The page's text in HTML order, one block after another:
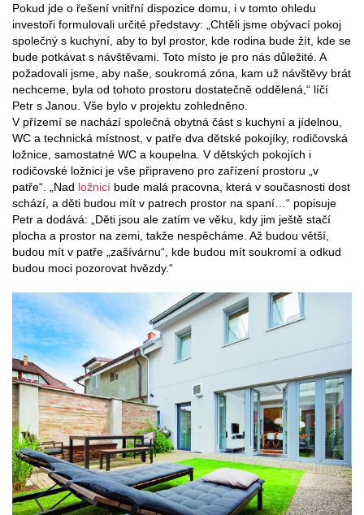
Pokud jde o řešení vnitřní dispozice domu, i v tomto ohledu
investoři formulovali určité představy: „Chtěli jsme obývací pokoj
společný s kuchyní, aby to byl prostor, kde rodina bude žít, kde se
bude potkávat s návštěvami. Toto místo je pro nás důležité. A
požadovali jsme, aby naše, soukromá zóna, kam už návštěvy brát
nechceme, byla od tohoto prostoru dostatečně oddělená,“ líčí
Petr s Janou. Vše bylo v projektu zohledněno.
V přízemí se nachází společná obytná část s kuchyní a jídelnou,
WC a technická místnost, v patře dva dětské pokojíky, rodičovská
ložnice, samostatné WC a koupelna. V dětských pokojích i
rodičovské ložnici je vše připraveno pro zařízení prostoru „v
patře“. „Nad ložnicí bude malá pracovna, která v současnosti dost
schází, a děti budou mít v patrech prostor na spaní…“ popisuje
Petr a dodává: „Děti jsou ale zatím ve věku, kdy jim ještě stačí
plocha a prostor na zemi, takže nespěcháme. Až budou větší,
budou mít v patře „zašívárnu“, kde budou mít soukromí a odkud
budou moci pozorovat hvězdy.“